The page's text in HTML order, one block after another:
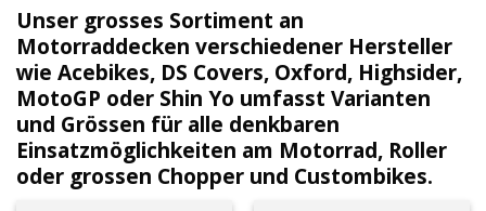
Unser grosses Sortiment an
Motorraddecken verschiedener Hersteller
wie Acebikes, DS Covers, Oxford, Highsider,
MotoGP oder Shin Yo umfasst Varianten
und Grössen für alle denkbaren
Einsatzmöglichkeiten am Motorrad, Roller
oder grossen Chopper und Custombikes.